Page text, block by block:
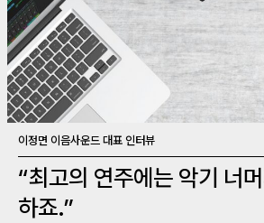
이정면 이음사운드 대표 인터뷰
“최고의 연주에는 악기 너
하죠.”